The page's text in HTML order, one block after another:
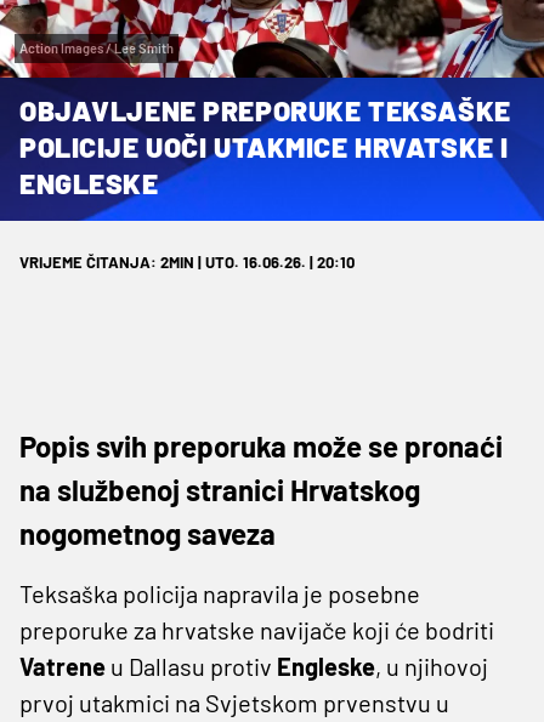
Action Images / Lee Smith
OBJAVLJENE PREPORUKE TEKSAŠKE
POLICIJE UOČI UTAKMICE HRVATSKE I
ENGLESKE
VRIJEME ČITANJA: 2MIN | UTO. 16.06.26. | 20:10
Popis svih preporuka može se pronaći
na službenoj stranici Hrvatskog
nogometnog saveza
Teksaška policija napravila je posebne
preporuke za hrvatske navijače koji će bodriti
Vatrene u Dallasu protiv Engleske, u njihovoj
prvoj utakmici na Svjetskom prvenstvu u